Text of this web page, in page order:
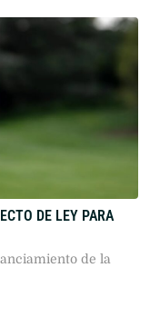
DE LEY PARA
de la